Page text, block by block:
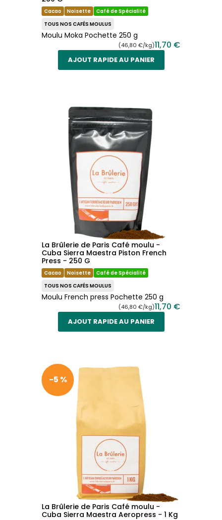
Cacao Noisette
Café de Spécialité
TOUS NOS CAFÉS MOULUS
Moulu Moka Pochette 250 g
(46,80 €/kg)11,70 €
AJOUT RAPIDE AU PANIER
La Brûlerie de Paris Café moulu -
Cuba Sierra Maestra Piston French
Press - 250 G
Cacao Noisette
Café de Spécialité
TOUS NOS CAFÉS MOULUS
Moulu French press Pochette 250 g
(46,80 €/kg)11,70 €
AJOUT RAPIDE AU PANIER
-5 %
La Brûlerie de Paris Café moulu -
Cuba Sierra Maestra Aeropress - 1 Kg